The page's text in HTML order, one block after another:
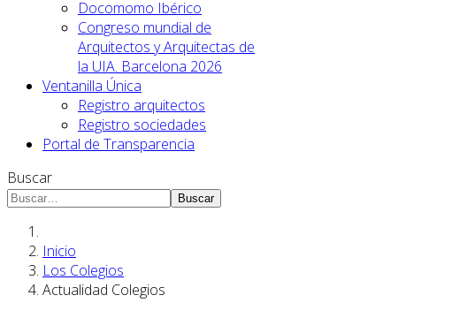
Docomomo Ibérico
Congreso mundial de
Arquitectos y Arquitectas de
la UIA. Barcelona 2026
Ventanilla Única
Registro arquitectos
Registro sociedades
Portal de Transparencia
Buscar
Buscar
Inicio
Los Colegios
Actualidad Colegios